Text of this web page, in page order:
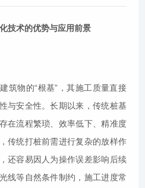
技术的优势与应用前景
筑物的“根基”，其施工质量直接
与安全性。长期以来，传统桩基
在流程繁琐、效率低下、精准度
传统打桩前需进行复杂的放样作
还容易因人为操作误差影响后续
线等自然条件制约，施工进度常